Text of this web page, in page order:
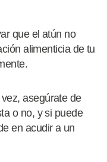
que el atún no
alimenticia de tu
asegúrate de
o no, y si puede
en acudir a un